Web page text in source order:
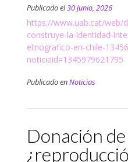
Publicado el30 junio, 2026
https://www.uab.cat/web/
construye-la-identidad-
etnografico-en-chile-
noticiaid=1345979621795
Publicado enNoticias
Donación